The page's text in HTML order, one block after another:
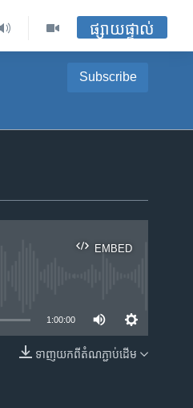
ផ្សាយផ្ទាល់
Subscribe
EMBED
EMBED
1:00:00
ទាញ​យក​ពី​តំណភ្ជាប់​ដើម